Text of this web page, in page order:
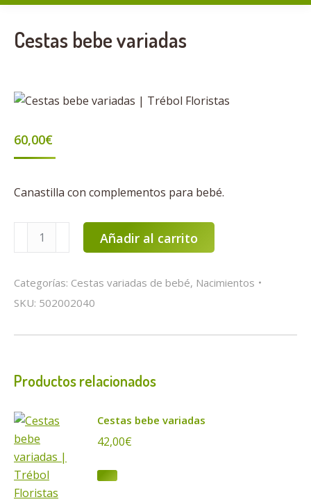
Cestas bebe variadas
60,00€
Canastilla con complementos para bebé.
Cestas
bebe
cantidad
Añadir al carrito
Categorías: Cestas variadas de bebé, Nacimientos
SKU: 502002040
Productos relacionados
Cestas bebe variadas
42,00€